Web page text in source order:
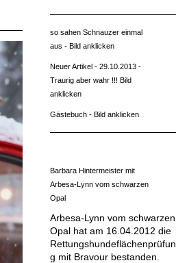
so sahen Schnauzer einmal
aus - Bild anklicken
Neuer Artikel - 29.10.2013 -
Traurig aber wahr !!! Bild
anklicken
Gästebuch - Bild anklicken
Barbara Hintermeister mit
Arbesa-Lynn vom schwarzen
Opal
Arbesa-Lynn vom schwarzen
Opal hat am 16.04.2012 die
Rettungshundeflächenprüfun
g mit Bravour bestanden.